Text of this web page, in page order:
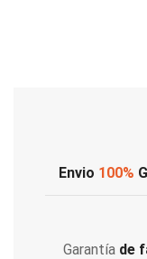
Envio 100%
Garantía de